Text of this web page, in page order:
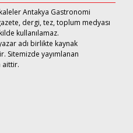
Antakya Gastronomi
dergi, tez, toplum medyası
kullanılamaz.
adı birlikte kaynak
Sitemizde yayımlanan
aittir.